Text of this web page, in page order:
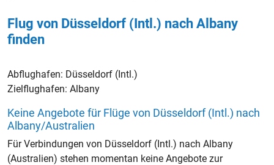
Flug von Düsseldorf (Intl.) nach Albany
finden
Abflughafen: Düsseldorf (Intl.)
Zielflughafen: Albany
Keine Angebote für Flüge von Düsseldorf (Intl.) nach
Albany/Australien
Für Verbindungen von Düsseldorf (Intl.) nach Albany
(Australien) stehen momentan keine Angebote zur